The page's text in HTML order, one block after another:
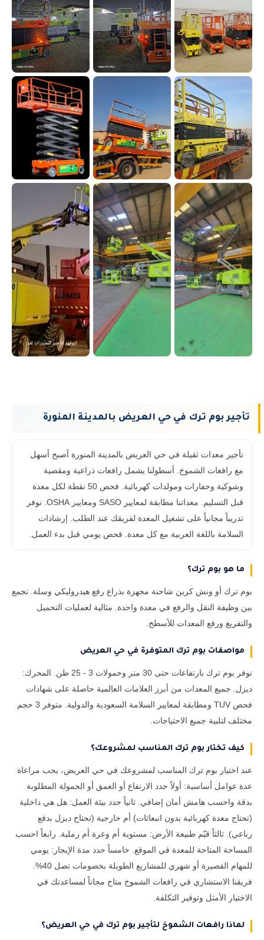
تأجير بوم ترك في حي العريض بالمدينة المنورة
تأجير معدات ثقيلة في حي العريض بالمدينة المنورة أصبح أسهل
مع رافعات الشموخ. أسطولنا يشمل رافعات ذراعية ومقصية
وشوكية وحفارات ومولدات كهربائية. فحص 50 نقطة لكل معدة
قبل التسليم. معداتنا مطابقة لمعايير SASO ومعايير OSHA. نوفر
تدريباً مجانياً على تشغيل المعدة لفريقك عند الطلب. إرشادات
السلامة باللغة العربية مع كل معدة. فحص يومي قبل بدء العمل.
ما هو بوم ترك؟
بوم ترك أو ونش كرين شاحنة مجهزة بذراع رفع هيدروليكي وسلة. تجمع
بين وظيفة النقل والرفع في معدة واحدة. مثالية لعمليات التحميل
والتفريغ ورفع المعدات للأسطح.
مواصفات بوم ترك المتوفرة في حي العريض
نوفر بوم ترك بارتفاعات حتى 30 متر وحمولات 3 - 25 طن. المحرك:
ديزل. جميع المعدات من أبرز العلامات العالمية حاصلة على شهادات
فحص TUV ومطابقة لمعايير السلامة السعودية والدولية. متوفر 3 حجم
مختلف لتلبية جميع الاحتياجات.
كيف تختار بوم ترك المناسب لمشروعك؟
عند اختيار بوم ترك المناسب لمشروعك في حي العريض، يجب مراعاة
عدة عوامل أساسية: أولاً حدد الارتفاع أو العمق أو الحمولة المطلوبة
بدقة واحسب هامش أمان إضافي. ثانياً حدد بيئة العمل: هل هي داخلية
(تحتاج معدة كهربائية بدون انبعاثات) أم خارجية (تحتاج ديزل بدفع
رباعي). ثالثاً قيّم طبيعة الأرض: مستوية أم وعرة أم رملية. رابعاً احسب
المساحة المتاحة للمعدة في الموقع. خامساً حدد مدة الإيجار: يومي
للمهام القصيرة أو شهري للمشاريع الطويلة بخصومات تصل 40%.
فريقنا الاستشاري في رافعات الشموخ متاح مجاناً لمساعدتك في
الاختيار الأمثل وتوفير التكلفة.
لماذا رافعات الشموخ لتأجير بوم ترك في حي العريض؟